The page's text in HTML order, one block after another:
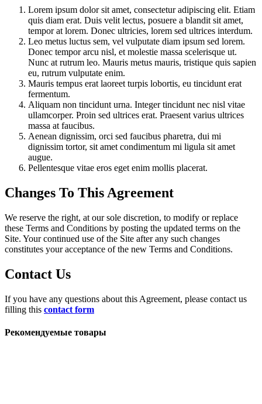
Lorem ipsum dolor sit amet, consectetur adipiscing elit. Etiam
quis diam erat. Duis velit lectus, posuere a blandit sit amet,
tempor at lorem. Donec ultricies, lorem sed ultrices interdum.
Leo metus luctus sem, vel vulputate diam ipsum sed lorem.
Donec tempor arcu nisl, et molestie massa scelerisque ut.
Nunc at rutrum leo. Mauris metus mauris, tristique quis sapien
eu, rutrum vulputate enim.
Mauris tempus erat laoreet turpis lobortis, eu tincidunt erat
fermentum.
Aliquam non tincidunt urna. Integer tincidunt nec nisl vitae
ullamcorper. Proin sed ultrices erat. Praesent varius ultrices
massa at faucibus.
Aenean dignissim, orci sed faucibus pharetra, dui mi
dignissim tortor, sit amet condimentum mi ligula sit amet
augue.
Pellentesque vitae eros eget enim mollis placerat.
Changes To This Agreement
We reserve the right, at our sole discretion, to modify or replace
these Terms and Conditions by posting the updated terms on the
Site. Your continued use of the Site after any such changes
constitutes your acceptance of the new Terms and Conditions.
Contact Us
If you have any questions about this Agreement, please contact us
filling this contact form
Рекомендуемые товары